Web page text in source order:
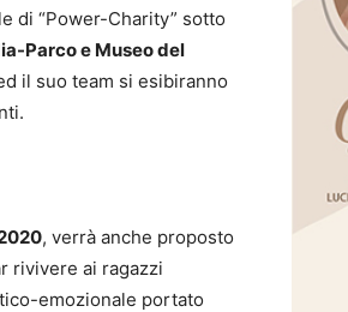
di “Power-Charity” sotto
Parco e Museo del
il suo team si esibiranno
, verrà anche proposto
rivivere ai ragazzi
emozionale portato